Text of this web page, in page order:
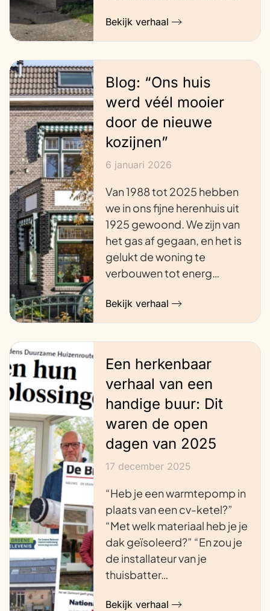
Bekijk verhaal
Blog: “Ons huis
werd véél mooier
door de nieuwe
kozijnen”
6 januari 2026
Van 1988 tot 2025 hebben
we in ons fijne herenhuis uit
1925 gewoond. We zijn van
het gas af gegaan, en het is
gelukt de woning te
verbouwen tot energ…
Bekijk verhaal
Een herkenbaar
verhaal van een
handige buur: Dit
waren de open
dagen van 2025
17 december 2025
“Heb je een warmtepomp in
plaats van een cv-ketel?”
“Met welk materiaal heb je je
dak geïsoleerd?” “En zou je
de installateur van je
thuisbatter…
Bekijk verhaal